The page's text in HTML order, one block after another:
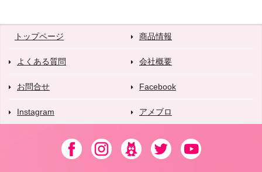
トップページ 商品情報
よくある質問 会社概要
お問合せ Facebook
Instagram アメブロ